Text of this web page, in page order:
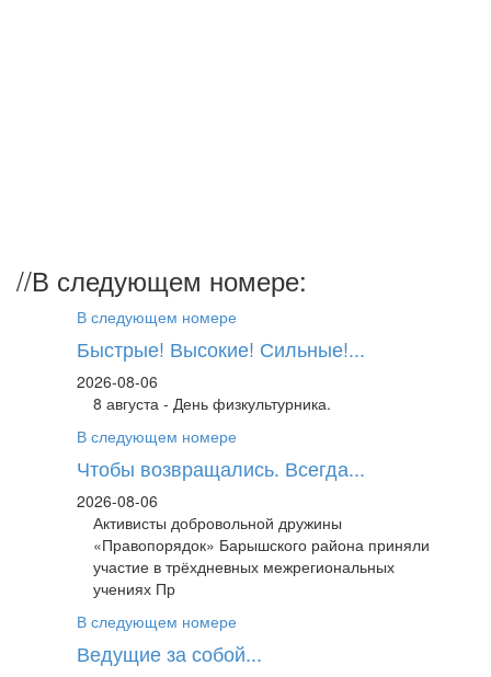
//В следующем номере:
В следующем номере
Быстрые! Высокие! Сильные!...
2026-08-06
8 августа - День физкультурника.
В следующем номере
Чтобы возвращались. Всегда...
2026-08-06
Активисты добровольной дружины
«Правопорядок» Барышского района приняли
участие в трёхдневных межрегиональных
учениях Пр
В следующем номере
Ведущие за собой...